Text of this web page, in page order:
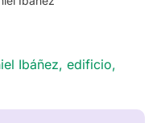
Ibáñez, edificio,